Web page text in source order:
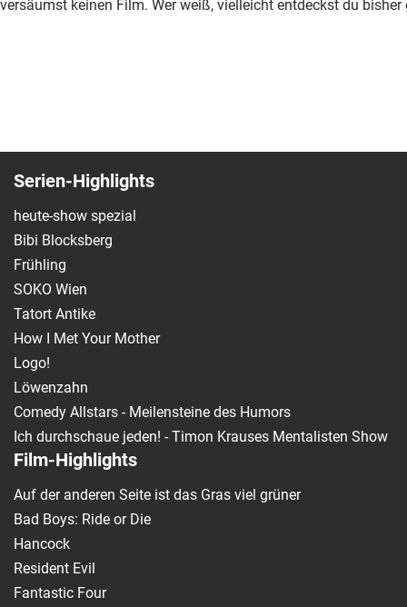
versäumst keinen Film. Wer weiß, vielleicht entdeckst du
Serien-Highlights
heute-show spezial
Bibi Blocksberg
Frühling
SOKO Wien
Tatort Antike
How I Met Your Mother
Logo!
Löwenzahn
Comedy Allstars - Meilensteine des Humors
Ich durchschaue jeden! - Timon Krauses Mentalisten Show
Film-Highlights
Auf der anderen Seite ist das Gras viel grüner
Bad Boys: Ride or Die
Hancock
Resident Evil
Fantastic Four